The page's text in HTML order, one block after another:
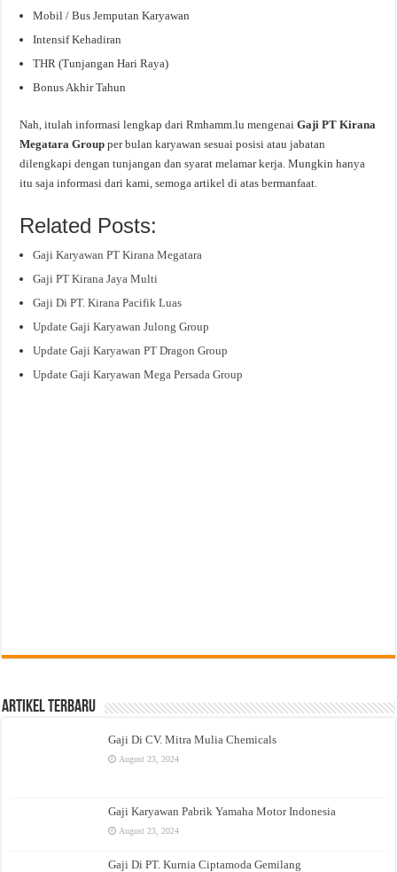
Mobil / Bus Jemputan Karyawan
Intensif Kehadiran
THR (Tunjangan Hari Raya)
Bonus Akhir Tahun
Nah, itulah informasi lengkap dari Rmhamm.lu mengenaiGaji PT Kirana
Megatara Groupper bulan karyawan sesuai posisi atau jabatan
dilengkapi dengan tunjangan dan syarat melamar kerja. Mungkin hanya
itu saja informasi dari kami, semoga artikel di atas bermanfaat.
Related Posts:
Gaji Karyawan PT Kirana Megatara
Gaji PT Kirana Jaya Multi
Gaji Di PT. Kirana Pacifik Luas
Update Gaji Karyawan Julong Group
Update Gaji Karyawan PT Dragon Group
Update Gaji Karyawan Mega Persada Group
Artikel Terbaru
Gaji Di CV. Mitra Mulia Chemicals
August 23, 2024
Gaji Karyawan Pabrik Yamaha Motor Indonesia
August 23, 2024
Gaji Di PT. Kurnia Ciptamoda Gemilang